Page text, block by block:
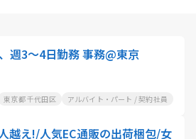
週3～4日勤務 事務@東京
東京都 千代田区 アルバイト・パート / 契約社員
越え!/人気EC通販の出荷梱包/女